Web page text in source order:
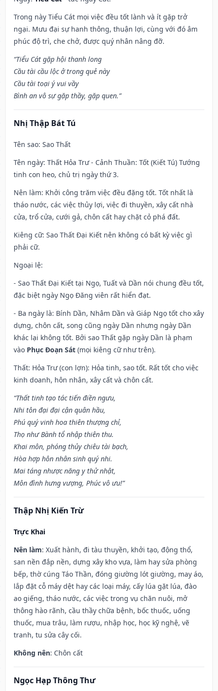
Trong này Tiểu Cát mọi việc đều tốt lành và ít gặp trở
ngại. Mưu đại sự hanh thông, thuận lợi, cùng với đó âm
phúc độ trì, che chở, được quý nhân nâng đỡ.
“Tiểu Cát gặp hội thanh long
Cầu tài cầu lộc ở trong quẻ này
Cầu tài toại ý vui vầy
Bình an vô sự gặp thầy, gặp quen.”
Nhị Thập Bát Tú
Tên sao: Sao Thất
Tên ngày: Thất Hỏa Trư - Cảnh Thuần: Tốt (Kiết Tú) Tướng
tinh con heo, chủ trị ngày thứ 3.
Nên làm: Khởi công trăm việc đều đặng tốt. Tốt nhất là
tháo nước, các việc thủy lợi, việc đi thuyền, xây cất nhà
cửa, trổ cửa, cưới gả, chôn cất hay chặt cỏ phá đất.
Kiêng cữ: Sao Thất Đại Kiết nên không có bất kỳ việc gì
phải cữ.
Ngoại lệ:
- Sao Thất Đại Kiết tại Ngọ, Tuất và Dần nói chung đều tốt,
đặc biệt ngày Ngọ Đăng viên rất hiển đạt.
- Ba ngày là: Bính Dần, Nhâm Dần và Giáp Ngọ tốt cho xây
dựng, chôn cất, song cũng ngày Dần nhưng ngày Dần
khác lại không tốt. Bởi sao Thất gặp ngày Dần là phạm
vào Phục Đoạn Sát (mọi kiêng cữ như trên).
Thất: Hỏa Trư (con lợn): Hỏa tinh, sao tốt. Rất tốt cho việc
kinh doanh, hôn nhân, xây cất và chôn cất.
“Thất tinh tạo tác tiến điền ngưu,
Nhi tôn đại đại cận quân hầu,
Phú quý vinh hoa thiên thượng chỉ,
Thọ như Bành tổ nhập thiên thu.
Khai môn, phóng thủy chiêu tài bạch,
Hòa hợp hôn nhân sinh quý nhi.
Mai táng nhược năng y thử nhật,
Môn đình hưng vượng, Phúc vô ưu!”
Thập Nhị Kiến Trừ
Trực Khai
Nên làm: Xuất hành, đi tàu thuyền, khởi tạo, động thổ,
san nền đắp nền, dựng xây kho vựa, làm hay sửa phòng
bếp, thờ cúng Táo Thần, đóng giường lót giường, may áo,
lắp đặt cỗ máy dệt hay các loại máy, cấy lúa gặt lúa, đào
ao giếng, tháo nước, các việc trong vụ chăn nuôi, mở
thông hào rãnh, cầu thầy chữa bệnh, bốc thuốc, uống
thuốc, mua trâu, làm rượu, nhập học, học kỹ nghệ, vẽ
tranh, tu sửa cây cối.
Không nên: Chôn cất
Ngọc Hạp Thông Thư